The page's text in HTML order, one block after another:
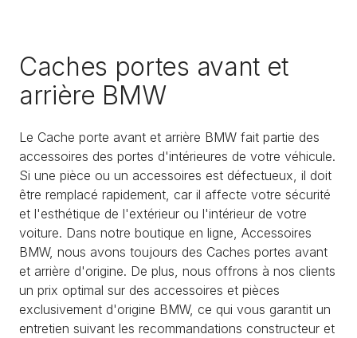
Caches portes avant et
arrière BMW
Le Cache porte avant et arrière BMW fait partie des
accessoires des portes d'intérieures de votre véhicule.
Si une pièce ou un accessoires est défectueux, il doit
être remplacé rapidement, car il affecte votre sécurité
et l'esthétique de l'extérieur ou l'intérieur de votre
voiture. Dans notre boutique en ligne, Accessoires
BMW, nous avons toujours des Caches portes avant
et arrière d'origine. De plus, nous offrons à nos clients
un prix optimal sur des accessoires et pièces
exclusivement d'origine BMW, ce qui vous garantit un
entretien suivant les recommandations constructeur et